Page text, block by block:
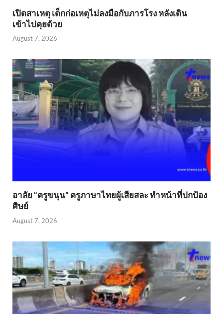
เปิดสาเหตุ เด็กก่อเหตุไม่ลงมือกับภารโรง หลังเดิน
เข้าไปคุยด้วย
August 7, 2026
อาลัย “ครูขนุน” ครูภาษาไทยผู้เสียสละ ทำหน้าที่ปกป้อง
ศิษย์
August 7, 2026